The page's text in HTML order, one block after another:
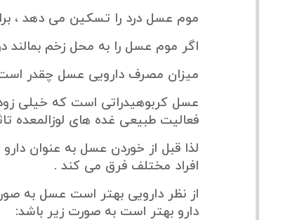
موم عسل درد را تسکین می دهد ،
اگر موم عسل را به محل زخم بمالند
میزان مصرف دارویی عسل چقدر
عسل کربوهیدراتی است که خیلی
فعالیت طبیعی غده های لوزالمعده
لذا قبل از خوردن عسل به عنوان دارو
افراد مختلف فرق می کند .
از نظر دارویی بهتر است عسل به
دارو بهتر است به صورت زیر باشد: